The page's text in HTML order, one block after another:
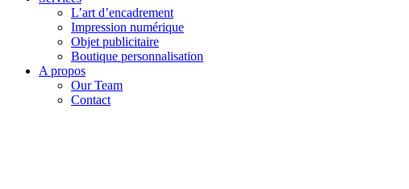
L’art d’encadrement
Impression numérique
Objet publicitaire
Boutique personnalisation
A propos
Our Team
Contact